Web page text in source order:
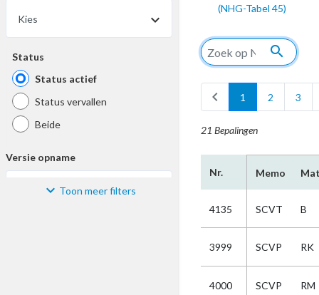
Kies
Status
Status actief
Status vervallen
Beide
Versie opname
Toon meer filters
(NHG-Tabel 45)
search
chevron_left 1 2 3
21 Bepalingen
Nr. Memo
4135 SCVT B
3999 SCVP RK
4000 SCVP RM